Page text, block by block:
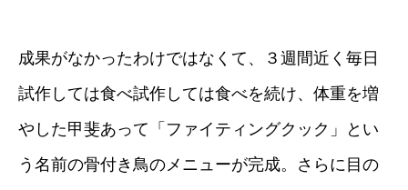
成果がなかったわけではなくて、３週間近く毎日
試作しては食べ試作しては食べを続け、体重を増
やした甲斐あって「ファイティングクック」とい
う名前の骨付き鳥のメニューが完成。さらに目の